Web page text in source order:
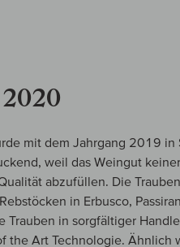
mit dem Jahrgang 2019 in
weil das Weingut
abzufüllen. Die
in Erbusco,
Trauben in sorgfältiger
the Art Technologie. Ähnlich